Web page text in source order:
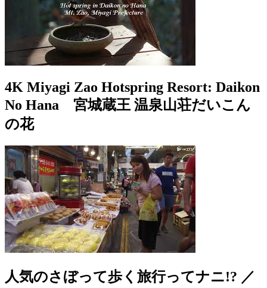
4K Miyagi Zao Hotspring Resort: Daikon
No Hana 宮城蔵王 温泉山荘だいこん
の花
人気のさぼって歩く旅行ってナニ!? ／